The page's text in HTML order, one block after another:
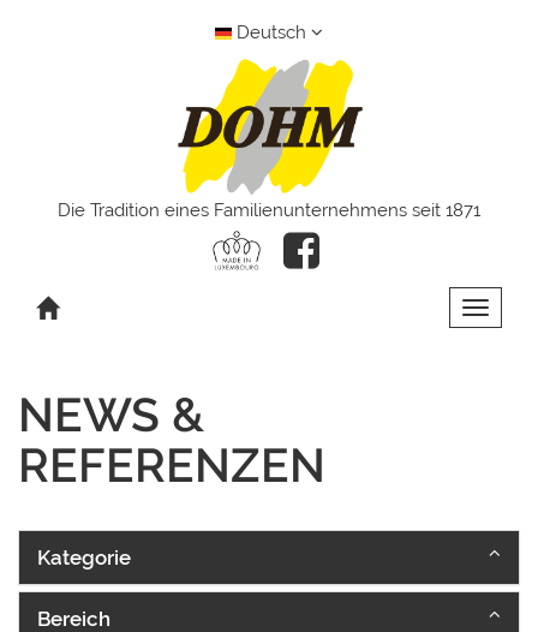
Deutsch
Die Tradition eines Familienunternehmens seit 1871
Toggle
NEWS &
REFERENZEN
Kategorie
Bereich